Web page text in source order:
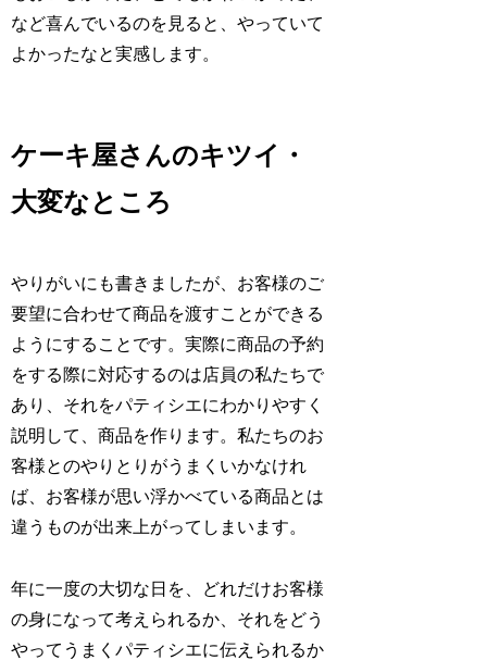
など喜んでいるのを見ると、やっていて
よかったなと実感します。
ケーキ屋さんのキツイ・
大変なところ
やりがいにも書きましたが、お客様のご
要望に合わせて商品を渡すことができる
ようにすることです。実際に商品の予約
をする際に対応するのは店員の私たちで
あり、それをパティシエにわかりやすく
説明して、商品を作ります。私たちのお
客様とのやりとりがうまくいかなけれ
ば、お客様が思い浮かべている商品とは
違うものが出来上がってしまいます。
年に一度の大切な日を、どれだけお客様
の身になって考えられるか、それをどう
やってうまくパティシエに伝えられるか